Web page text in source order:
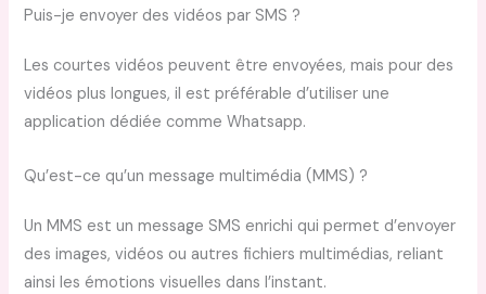
Puis-je envoyer des vidéos par SMS ?
Les courtes vidéos peuvent être envoyées, mais pour des
vidéos plus longues, il est préférable d’utiliser une
application dédiée comme Whatsapp.
Qu’est-ce qu’un message multimédia (MMS) ?
Un MMS est un message SMS enrichi qui permet d’envoyer
des images, vidéos ou autres fichiers multimédias, reliant
ainsi les émotions visuelles dans l’instant.